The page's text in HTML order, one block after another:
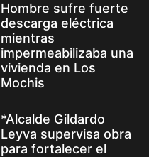
Hombre sufre fuerte
descarga eléctrica
mientras
impermeabilizaba una
vivienda en Los
Mochis
*Alcalde Gildardo
Leyva supervisa obra
para fortalecer el